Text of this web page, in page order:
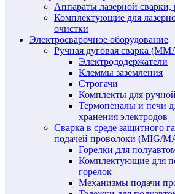
Аппараты лазерной сварки,
Комплектующие для
очистки
Электросварочное оборудование
Ручная дуговая сварка
Электрододержатели
Клеммы заземления
Строгачи
Комплекты для
Термопеналы и печи
хранения электродов
Сварка в среде защитного
подачей проволоки (MIG/
Горелки для
Комплектующие для
горелок
Механизмы подачи